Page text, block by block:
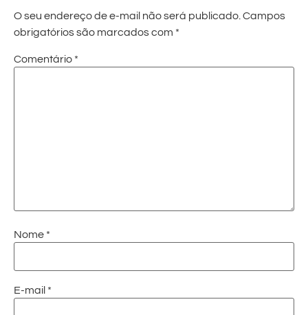
O seu endereço de e-mail não será publicado. Campos
obrigatórios são marcados com *
Comentário *
Nome *
E-mail *